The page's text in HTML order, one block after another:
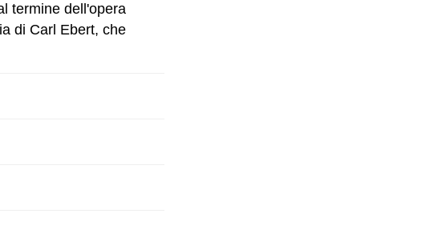
termine dell'opera
di Carl Ebert, che